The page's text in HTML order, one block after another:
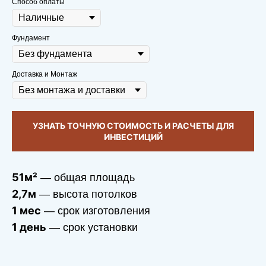
Способ оплаты
Фундамент
Доставка и Монтаж
УЗНАТЬ ТОЧНУЮ СТОИМОСТЬ И РАСЧЕТЫ ДЛЯ
ИНВЕСТИЦИЙ
51м² — общая площадь
2,7м — высота потолков
1 мес — срок изготовления
1 день — срок установки